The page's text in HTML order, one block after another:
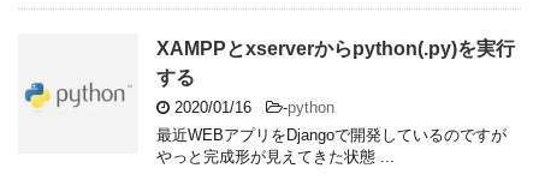
XAMPPとxserverからpython(.py)を実行
する
2020/01/16 -python
最近WEBアプリをDjangoで開発しているのですが
やっと完成形が見えてきた状態 ...